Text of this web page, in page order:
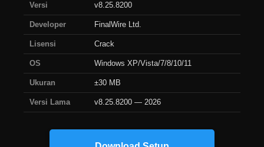
Versi v8.25.8200
Developer FinalWire Ltd.
Lisensi Crack
OS Windows XP/Vista/7/8/10/11
Ukuran ±30 MB
Versi Lama v8.25.8200 — 2026